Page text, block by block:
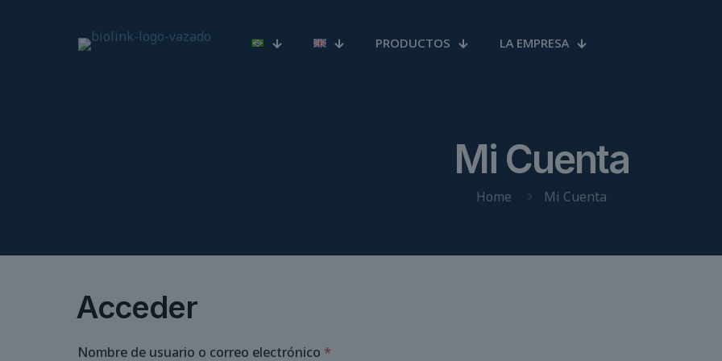
PRODUCTOS LA EMPRESA
Mi Cuenta
Home Mi Cuenta
Acceder
Nombre de usuario o correo electrónico *Obligatorio